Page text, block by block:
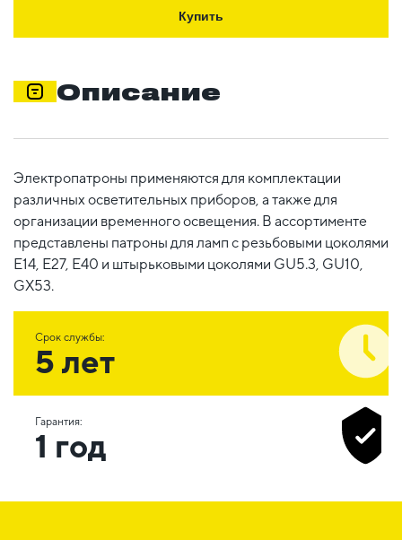
Купить
Описание
Электропатроны применяются для комплектации
различных осветительных приборов, а также для
организации временного освещения. В ассортименте
представлены патроны для ламп с резьбовыми цоколями
E14, E27, E40 и штырьковыми цоколями GU5.3, GU10,
GX53.
Срок службы:
5 лет
Гарантия:
1 год